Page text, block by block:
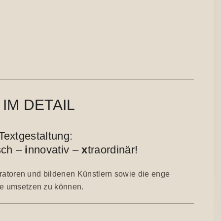
DETAIL
– innovativ –xtraordinär!
und bildenen Künstlern sowie die enge
umsetzen zu können.